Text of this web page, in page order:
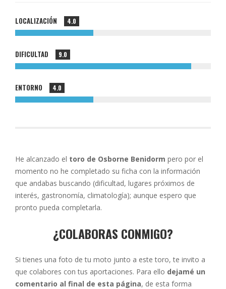
LOCALIZACIÓN 4.0
DIFICULTAD 9.0
ENTORNO 4.0
He alcanzado el toro de Osborne Benidorm pero por el
momento no he completado su ficha con la información
que andabas buscando (dificultad, lugares próximos de
interés, gastronomía, climatología); aunque espero que
pronto pueda completarla.
¿COLABORAS CONMIGO?
Si tienes una foto de tu moto junto a este toro, te invito a
que colabores con tus aportaciones. Para ello dejamé un
comentario al final de esta página, de esta forma